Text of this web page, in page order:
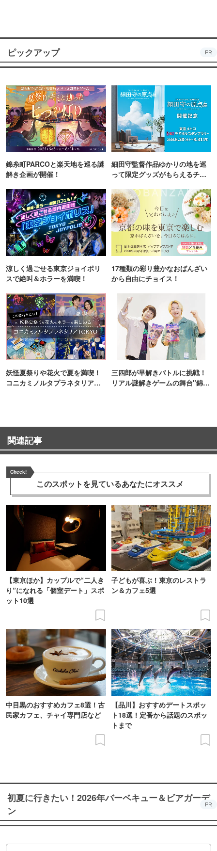
ピックアップ PR
錦糸町PARCOと楽天地を巡る謎
解き企画が開催！
細田守監督作品ゆかりの地を巡
って限定グッズがもらえるチャ
涼しく過ごせる東京ジョイポリ
スで絶叫＆ホラーを満喫！
17種類の彩り豊かなおばんざい
から自由にチョイス！
妖怪夏祭りや花火で夏を満喫！
コニカミノルタプラネタリア
三四郎が早解きバトルに挑戦！
リアル謎解きゲームの舞台"錦糸
関連記事
Check!
このスポットを見ているあなたにオススメ
【東京ほか】カップルで“二人き
り”になれる「個室デート」スポ
ット10選
子どもが喜ぶ！東京のレストラ
ン＆カフェ5選
中目黒のおすすめカフェ8選！古
民家カフェ、チャイ専門店など
【品川】おすすめデートスポッ
ト18選！定番から話題のスポッ
トまで
初夏に行きたい！2026年バーベキュー＆ビアガーデ
ン
PR